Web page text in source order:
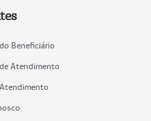
Beneficiário
Atendimento